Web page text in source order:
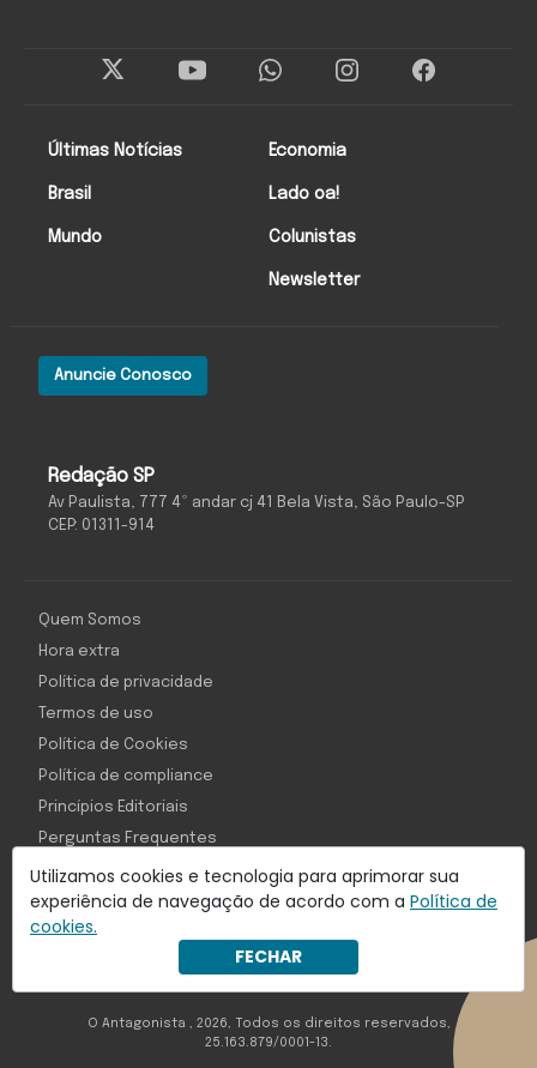
Utilizamos cookies e tecnologia para aprimorar sua
experiência de navegação de acordo com a Política de
cookies.
FECHAR
Redação SP
Av Paulista, 777 4º andar cj 41 Bela Vista, São Paulo-SP
CEP: 01311-914
Anuncie Conosco
Últimas Notícias
Brasil
Mundo
Economia
Lado oa!
Colunistas
Newsletter
Com inteligência e tecnologia:
Object1ve - Marketing Solution
Quem Somos
Hora extra
Política de privacidade
Termos de uso
Política de Cookies
Política de compliance
Princípios Editoriais
Perguntas Frequentes
O Antagonista , 2026, Todos os direitos reservados,
25.163.879/0001-13.